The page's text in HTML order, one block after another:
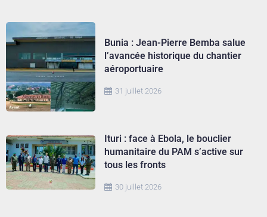
31 juillet 2026
Bunia : Jean-Pierre Bemba salue
l’avancée historique du chantier
aéroportuaire
30 juillet 2026
Ituri : face à Ebola, le bouclier
humanitaire du PAM s’active sur
tous les fronts